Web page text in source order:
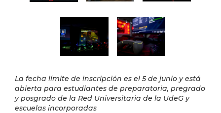
La fecha límite de inscripción es el 5 de junio y está
abierta para estudiantes de preparatoria, pregrado
y posgrado de la Red Universitaria de la UdeG y
escuelas incorporadas